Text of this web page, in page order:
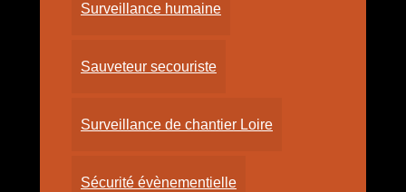
Surveillance humaine
Sauveteur secouriste
Surveillance de chantier Loire
Sécurité évènementielle